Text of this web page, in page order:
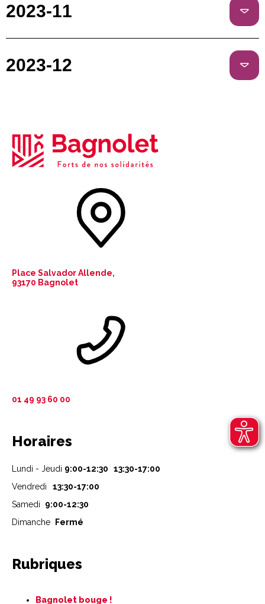
2023-11
2023-12
Place Salvador Allende,
93170 Bagnolet
01 49 93 60 00
Horaires
Lundi - Jeudi 9:00-12:30 13:30-17:00
Vendredi
13:30-17:00
Samedi 9:00-12:30
Dimanche
Fermé
Rubriques
Bagnolet bouge !